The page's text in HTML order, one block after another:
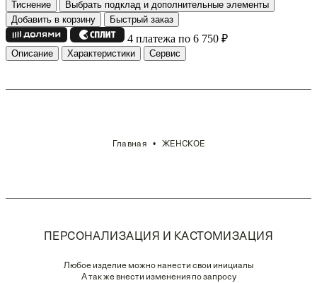
Тиснение
Выбрать подклад и дополнительные элементы
Добавить в корзину
Быстрый заказ
4 платежа по 6 750 ₽
Описание Характеристики Сервис
Главная ЖЕНСКОЕ
ПЕРСОНАЛИЗАЦИЯ И КАСТОМИЗАЦИЯ
Любое изделие можно нанести свои инициалы
А так же внести изменения по запросу